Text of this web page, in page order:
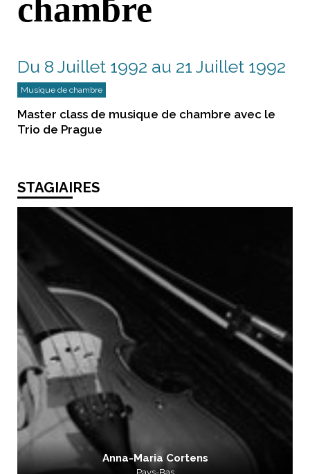
chambre
Du 8 Juillet 1992 au 21 Juillet 1992
Musique de chambre
Master class de musique de chambre avec le
Trio de Prague
STAGIAIRES
Anna-Maria Cortens